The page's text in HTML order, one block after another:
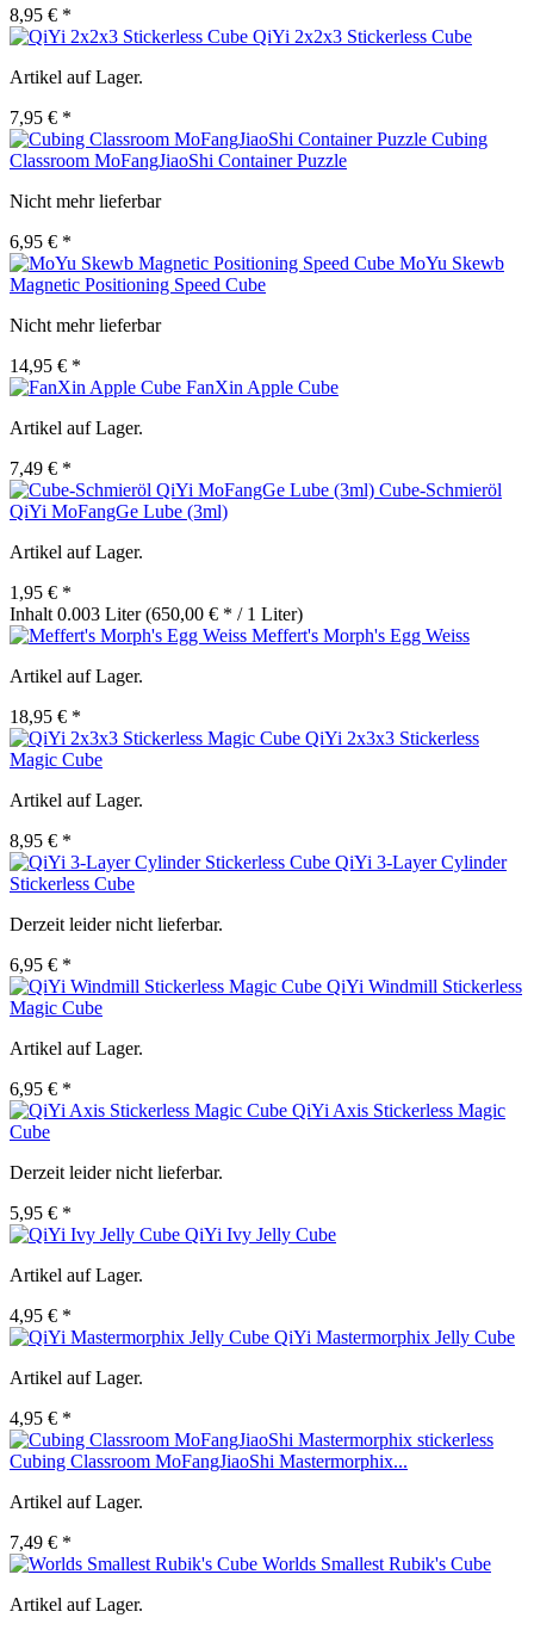
8,95 € *
QiYi 2x2x3 Stickerless Cube
Artikel auf Lager.
7,95 € *
Cubing
Classroom MoFangJiaoShi Container Puzzle
Nicht mehr lieferbar
6,95 € *
MoYu Skewb
Magnetic Positioning Speed Cube
Nicht mehr lieferbar
14,95 € *
FanXin Apple Cube
Artikel auf Lager.
7,49 € *
Cube-Schmieröl
QiYi MoFangGe Lube (3ml)
Artikel auf Lager.
1,95 € *
Inhalt 0.003 Liter(650,00 € * / 1 Liter)
Meffert's Morph's Egg Weiss
Artikel auf Lager.
18,95 € *
QiYi 2x3x3 Stickerless
Magic Cube
Artikel auf Lager.
8,95 € *
QiYi 3-Layer Cylinder
Stickerless Cube
Derzeit leider nicht lieferbar.
6,95 € *
QiYi Windmill Stickerless
Magic Cube
Artikel auf Lager.
6,95 € *
QiYi Axis Stickerless Magic
Cube
Derzeit leider nicht lieferbar.
5,95 € *
QiYi Ivy Jelly Cube
Artikel auf Lager.
4,95 € *
QiYi Mastermorphix Jelly Cube
Artikel auf Lager.
4,95 € *
Cubing Classroom MoFangJiaoShi Mastermorphix...
Artikel auf Lager.
7,49 € *
Worlds Smallest Rubik's Cube
Artikel auf Lager.